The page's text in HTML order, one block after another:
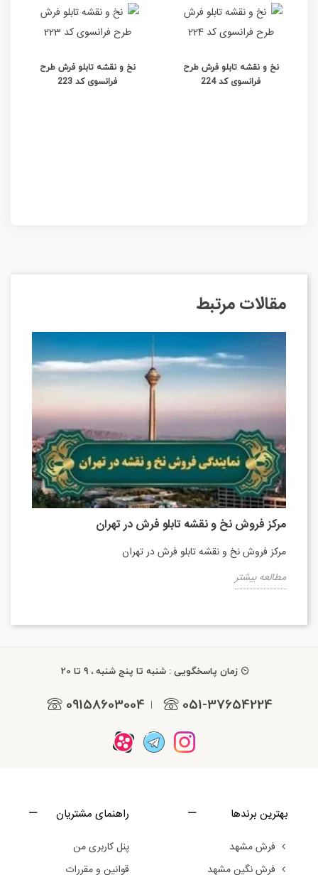
نخ و نقشه تابلو فرش طرح
فرانسوی کد 224
نخ و نقشه تابلو فرش طرح
فرانسوی کد 223
مقالات مرتبط
مرکز فروش نخ و نقشه تابلو فرش در تهران
مرکز فروش نخ و نقشه تابلو فرش در تهران
مطالعه بیشتر
زمان پاسخگویی : شنبه تا پنج شنبه ، 9 تا 20
051-37654224
|
09158603004
بهترین برندها
فرش مشهد
فرش نگین مشهد
راهنمای مشتریان
پنل کاربری من
قوانین و مقررات